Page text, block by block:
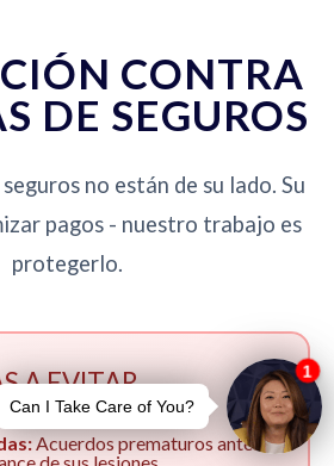
CONTRA
DE SEGUROS
no están de su lado. Su
pagos - nuestro trabajo es
protegerlo.
A EVITAR
Acuerdos prematuros antes